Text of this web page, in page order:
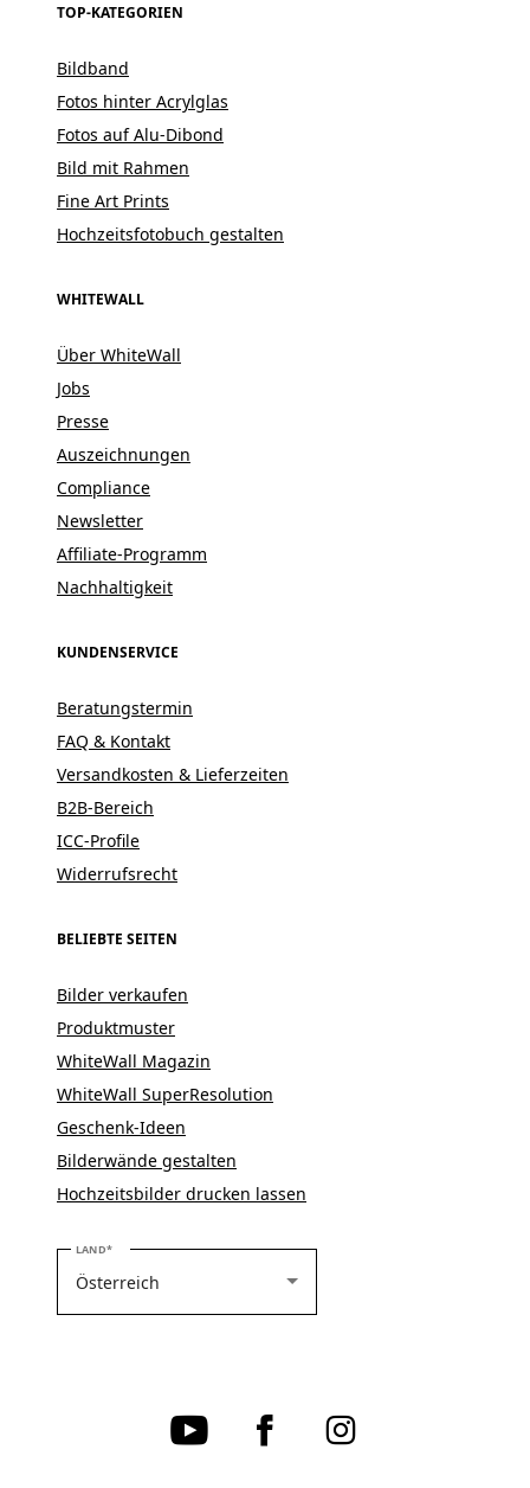
TOP-KATEGORIEN
Bildband
Fotos hinter Acrylglas
Fotos auf Alu-Dibond
Bild mit Rahmen
Fine Art Prints
Hochzeitsfotobuch gestalten
WHITEWALL
Über WhiteWall
Jobs
Presse
Auszeichnungen
Compliance
Newsletter
Affiliate-Programm
Nachhaltigkeit
KUNDENSERVICE
Beratungstermin
FAQ & Kontakt
Versandkosten & Lieferzeiten
B2B-Bereich
ICC-Profile
Widerrufsrecht
BELIEBTE SEITEN
Bilder verkaufen
Produktmuster
WhiteWall Magazin
WhiteWall SuperResolution
Geschenk-Ideen
Bilderwände gestalten
Hochzeitsbilder drucken lassen
LANDBITTE WÄHLEN SIE IHR LAND